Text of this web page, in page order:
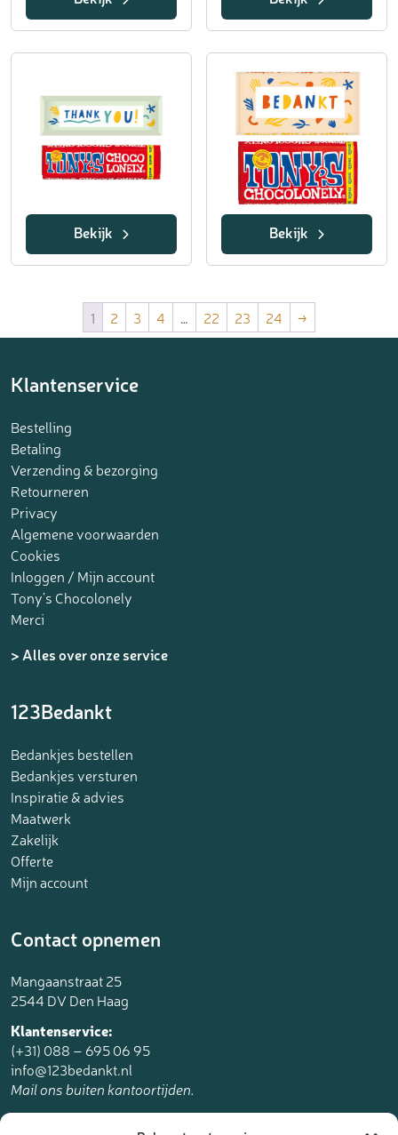
Bekijk Bekijk
1 2 3 4 … 22 23 24 →
Klantenservice
Bestelling
Betaling
Verzending & bezorging
Retourneren
Privacy
Algemene voorwaarden
Cookies
Inloggen / Mijn account
Tony’s Chocolonely
Merci
> Alles over onze service
123Bedankt
Bedankjes bestellen
Bedankjes versturen
Inspiratie & advies
Maatwerk
Zakelijk
Offerte
Mijn account
Contact opnemen
Mangaanstraat 25
2544 DV Den Haag
Klantenservice:
(+31) 088 – 695 06 95
info@123bedankt.nl
Mail ons buiten kantoortijden.
123bedankt.nl is een onderdeel van